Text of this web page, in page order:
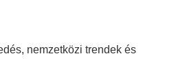
nemzetközi trendek és